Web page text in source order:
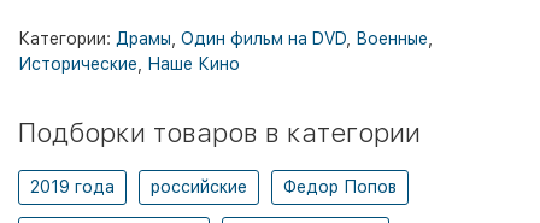
Категории: Драмы Один фильм на DVD Военные
Исторические
Наше Кино
Подборки товаров в категории
2019 года российские Федор Попов